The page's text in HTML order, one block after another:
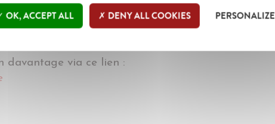
en savoir plus sur les activités de l’Îlot ?
davantage via ce lien :
OK, ACCEPT ALL DENY ALL COOKIES PERSONALIZE